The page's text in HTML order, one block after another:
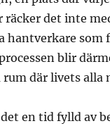
räcker det inte
hantverkare
blir
rum där livets alla
en tid fylld av